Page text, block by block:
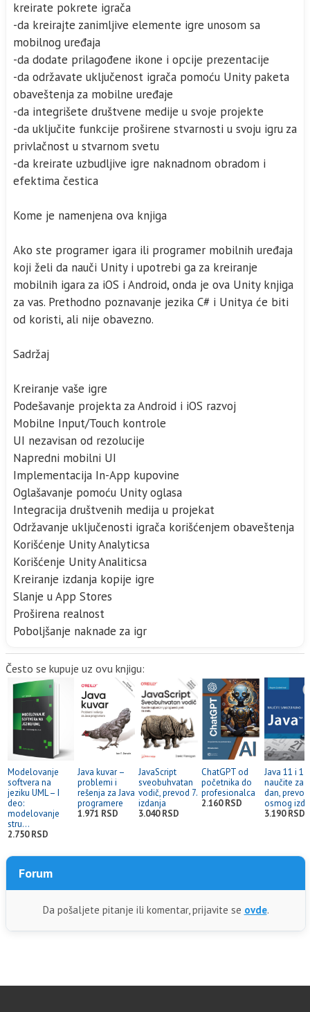
kreirate pokrete igrača
-da kreirajte zanimljive elemente igre unosom sa
mobilnog uređaja
-da dodate prilagođene ikone i opcije prezentacije
-da održavate uključenost igrača pomoću Unity paketa
obaveštenja za mobilne uređaje
-da integrišete društvene medije u svoje projekte
-da uključite funkcije proširene stvarnosti u svoju igru za
privlačnost u stvarnom svetu
-da kreirate uzbudljive igre naknadnom obradom i
efektima čestica
Kome je namenjena ova knjiga
Ako ste programer igara ili programer mobilnih uređaja
koji želi da nauči Unity i upotrebi ga za kreiranje
mobilnih igara za iOS i Android, onda je ova Unity knjiga
za vas. Prethodno poznavanje jezika C# i Unitya će biti
od koristi, ali nije obavezno.
Sadržaj
Kreiranje vaše igre
Podešavanje projekta za Android i iOS razvoj
Mobilne Input/Touch kontrole
UI nezavisan od rezolucije
Napredni mobilni UI
Implementacija In-App kupovine
Oglašavanje pomoću Unity oglasa
Integracija društvenih medija u projekat
Održavanje uključenosti igrača korišćenjem obaveštenja
Korišćenje Unity Analyticsa
Korišćenje Unity Analiticsa
Kreiranje izdanja kopije igre
Slanje u App Stores
Proširena realnost
Poboljšanje naknade za igr
Često se kupuje uz ovu knjigu:
Modelovanje
softvera na
jeziku UML – I
deo:
modelovanje
stru...
2.750 RSD
Java kuvar –
problemi i
rešenja za Java
programere
1.971 RSD
JavaScript
sveobuhvatan
vodič, prevod 7.
izdanja
3.040 RSD
ChatGPT od
početnika do
profesionalca
2.160 RSD
Java 11 i 12:
naučite za
dan, prevod
osmog
3.190 RSD
Forum
Da pošaljete pitanje ili komentar, prijavite se ovde.